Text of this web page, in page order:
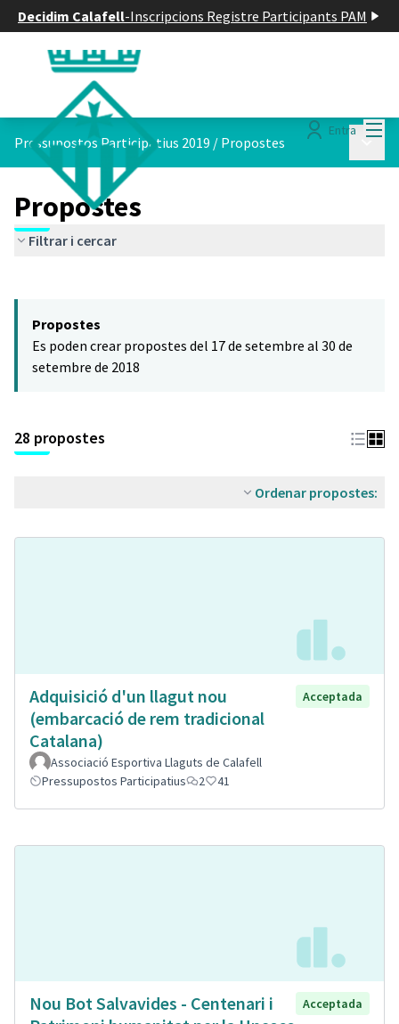
Decidim Calafell-Inscripcions Registre Participants PAM
Entra
Pressupostos Participatius 2019 / Propostes
Propostes
Filtrar i cercar
−
Propostes
Es poden crear propostes del 17 de setembre al 30 de
setembre de 2018
28 propostes
Ordenar propostes:
Adquisició d'un llagut nou
(embarcació de rem tradicional
Catalana)
Acceptada
Associació Esportiva Llaguts de Calafell
Pressupostos Participatius
2 41
Nou Bot Salvavides - Centenari i
Acceptada